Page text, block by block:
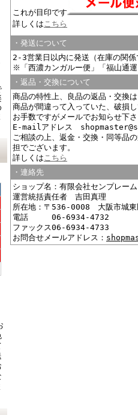
これが目印です
詳しくはこちら
・発送について
2-3営業日以内に発送（在庫の関
※「西濃カンガルー便」「福山通
・返品・交換について
商品の特性上、良品の返品・交換
商品が間違って入っていた、破損
お手数ですがメールでお知らせ下
E-mailアドレス
ご相談の上、返金・交換・同等品
担でございます。
詳しくはこちら
・連絡先
ショップ名：有限会社センプレーム
運営統括責任者 吉田真理
所在地：〒536-0008 大阪市城
電話 06-6934-4732
ファックス06-6934-4733
お問合せメールアドレス：